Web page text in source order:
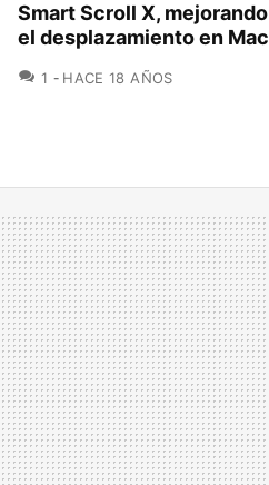
Smart Scroll X, mejorando
el desplazamiento en Mac
1 COMENTARIOS
HACE 18 AÑOS